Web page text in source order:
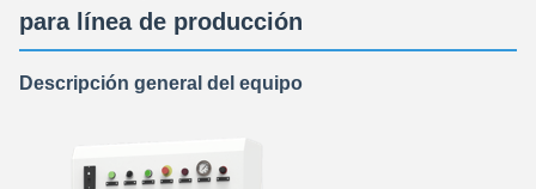
para línea de producción
Descripción general del equipo